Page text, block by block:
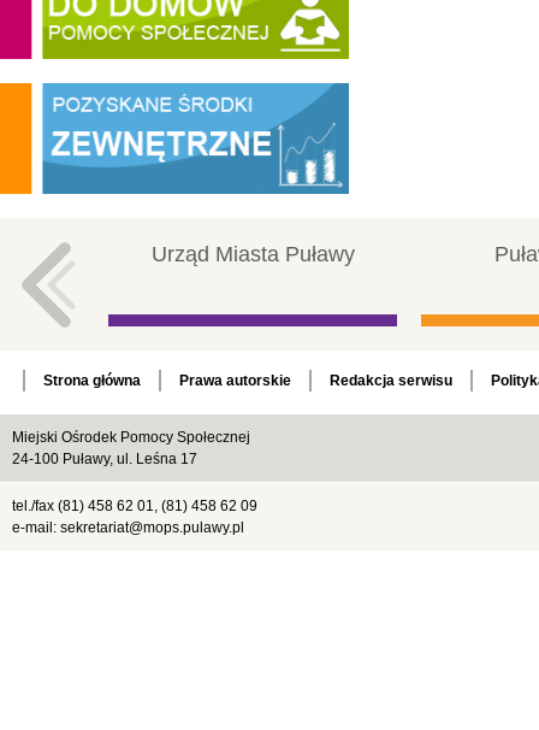
Urząd Miasta Puławy
Strona główna Prawa autorskie Redakcja serwisu
Miejski Ośrodek Pomocy Społecznej
24-100 Puławy, ul. Leśna 17
tel./fax (81) 458 62 01, (81) 458 62 09
e-mail: sekretariat@mops.pulawy.pl